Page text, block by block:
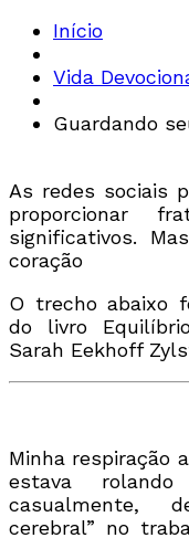
Início
Vida
Guardando
As redes sociais
proporcionar
significativos.
coração
O trecho abaixo
do livro
Sarah Eekhoff
Minha respiração
estava
casualmente,
cerebral” no